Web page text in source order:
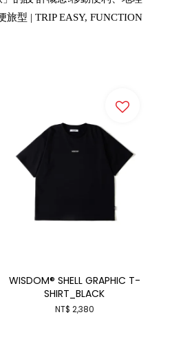
型 | TRIP EASY, FUNCTION
WISDOM® SHELL GRAPHIC T-
SHIRT_BLACK
NT$ 2,380